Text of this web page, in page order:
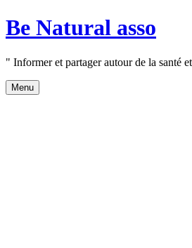
Aller
au
Be Natural asso
" Informer et partager autour de la santé
Menu